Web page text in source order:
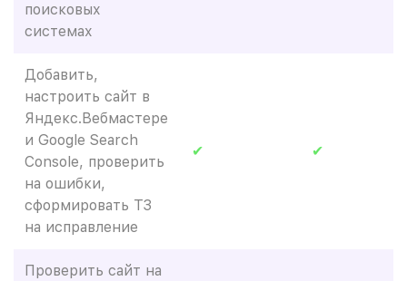
поисковых
системах
Добавить,
настроить сайт в
Яндекс.Вебмастере
и Google Search
Console, проверить
на ошибки,
сформировать ТЗ
на исправление
✔ ✔
Проверить сайт на